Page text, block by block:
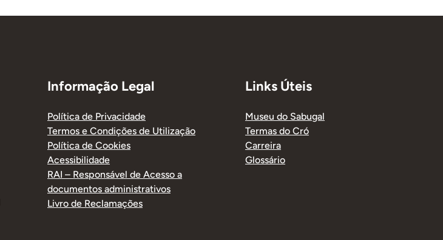
Informação Legal
Política de Privacidade
Termos e Condições de Utilização
Política de Cookies
Acessibilidade
RAI – Responsável de Acesso a
documentos administrativos
Livro de Reclamações
Links Úteis
Museu do Sabugal
Termas do Cró
Carreira
Glossário